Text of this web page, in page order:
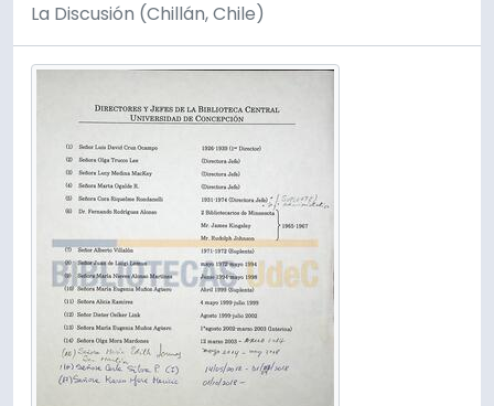
La Discusión (Chillán, Chile)